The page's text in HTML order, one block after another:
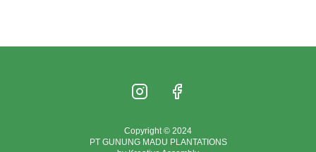
Copyright © 2024
PT GUNUNG MADU PLANTATIONS